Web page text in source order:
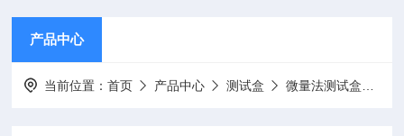
产品中心
当前位置：首页 产品中心 测试盒 微量法测试盒